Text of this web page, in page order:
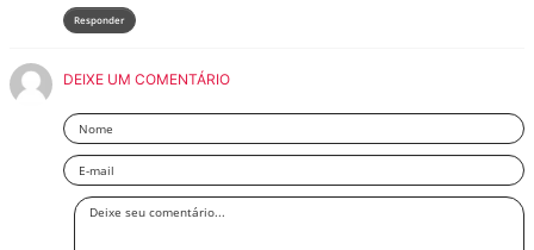
Responder
DEIXE UM COMENTÁRIO
Nome
Email
Deixe